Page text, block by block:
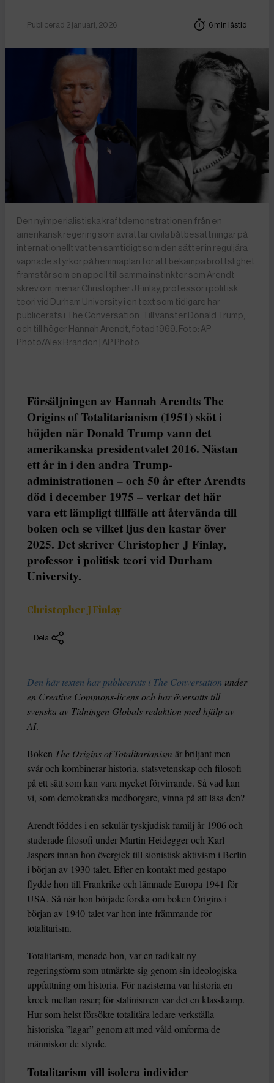
Publicerad 2 januari, 2026 6 min lästid
Den nyimperialistiska kraftdemonstrationen från en
amerikansk regering som avrättar civila båtbesättningar på
internationellt vatten samtidigt som den sätter in reguljära
väpnade styrkor på hemmaplan för att bekämpa brottslighet
framstår som en appell till samma instinkter som Arendt
skrev om, menar Christopher J Finlay, professor i politisk
teori vid Durham University i en text som tidigare har
publicerats i The Conversation. Till vänster Donald Trump,
och till höger Hannah Arendt, fotad 1969. Foto: AP
Photo/Alex Brandon | AP Photo
Försäljningen av Hannah Arendts The
Origins of Totalitarianism (1951) sköt i
höjden när Donald Trump vann det
amerikanska presidentvalet 2016. Nästan
ett år in i den andra Trump-
administrationen – och 50 år efter Arendts
död i december 1975 – verkar det här
vara ett lämpligt tillfälle att återvända till
boken och se vilket ljus den kastar över
2025. Det skriver Christopher J Finlay,
professor i politisk teori vid Durham
University.
Christopher J Finlay
Dela
Den här texten har publicerats i The Conversation under
en Creative Commons-licens och har översatts till
svenska av Tidningen Globals redaktion med hjälp av
AI.
Boken The Origins of Totalitarianism är briljant men
svår och kombinerar historia, statsvetenskap och filosofi
på ett sätt som kan vara mycket förvirrande. Så vad kan
vi, som demokratiska medborgare, vinna på att läsa den?
Arendt föddes i en sekulär tyskjudisk familj år 1906 och
studerade filosofi under Martin Heidegger och Karl
Jaspers innan hon övergick till sionistisk aktivism i Berlin
i början av 1930-talet. Efter en kontakt med gestapo
flydde hon till Frankrike och lämnade Europa 1941 för
USA. Så när hon började forska om boken Origins i
början av 1940-talet var hon inte främmande för
totalitarism.
Totalitarism, menade hon, var en radikalt ny
regeringsform som utmärkte sig genom sin ideologiska
uppfattning om historia. För nazisterna var historia en
krock mellan raser; för stalinismen var det en klasskamp.
Hur som helst försökte totalitära ledare verkställa
historiska ”lagar” genom att med våld omforma de
människor de styrde.
Totalitarism vill isolera individer